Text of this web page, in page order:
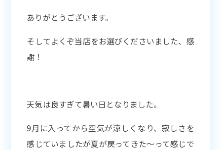
ありがとうございます。
そしてよくぞ当店をお選びくださいました、感
謝！
天気は良すぎて暑い日となりました。
9月に入ってから空気が涼しくなり、寂しさを
感じていましたが夏が戻ってきた〜って感じで